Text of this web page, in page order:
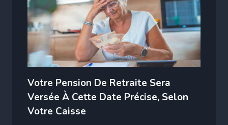
Votre Pension De Retraite Sera
Versée À Cette Date Précise, Selon
Votre Caisse